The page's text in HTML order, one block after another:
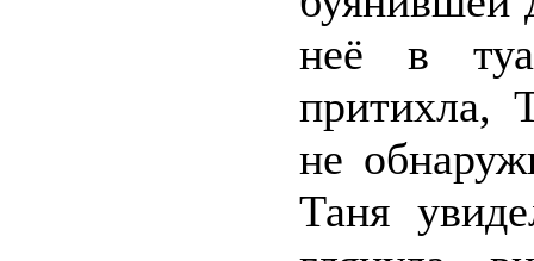
неё в
притихла,
не
Таня